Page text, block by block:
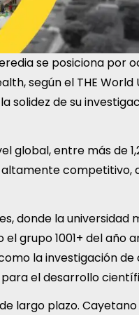
se posiciona por
según el THE World
solidez de su
global, entre más de
altamente competitivo,
donde la universidad
grupo 1001+ del año
la investigación de
el desarrollo
largo plazo.